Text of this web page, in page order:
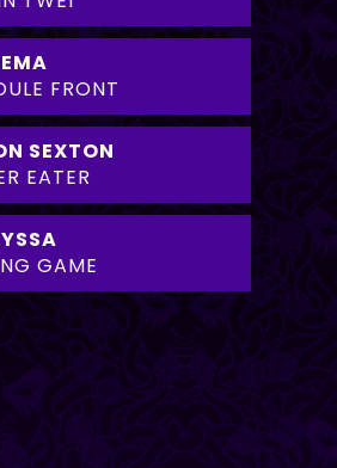
FRONT
SEXTON
EATER
GAME